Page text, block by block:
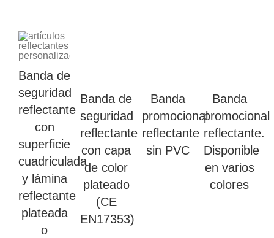
Banda de
seguridad
reflectante
con
superficie
cuadriculada
y lámina
reflectante
plateada
o
Banda de
seguridad
reflectante
con capa
de color
plateado
(CE
EN17353)
Banda
promocional
reflectante
sin PVC
Banda
promocional
reflectante.
Disponible
en varios
colores